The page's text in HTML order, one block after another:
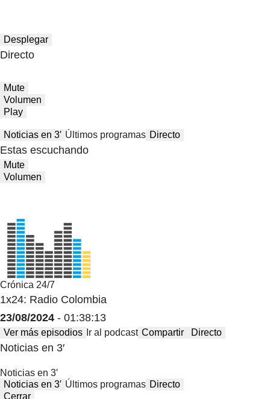
Desplegar
Directo
Mute
Volumen
Play
Noticias en 3′ Últimos programas Directo
Estas escuchando
Mute
Volumen
Crónica 24/7
1x24: Radio Colombia
23/08/2024 - 01:38:13
Ver más episodios Ir al podcast Compartir Directo
Noticias en 3′
Noticias en 3′
Noticias en 3′ Últimos programas Directo
Cerrar